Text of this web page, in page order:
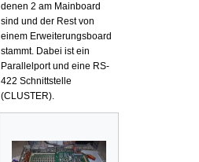
denen 2 am Mainboard
sind und der Rest von
einem Erweiterungsboard
stammt. Dabei ist ein
Parallelport und eine RS-
422 Schnittstelle
(CLUSTER).